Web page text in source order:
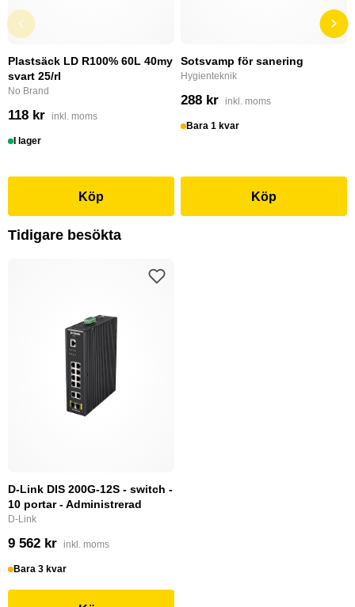
Plastsäck LD R100% 60L 40my
svart 25/rl
No Brand
118 kr inkl. moms
I lager
Köp
Sotsvamp för sanering
Hygienteknik
288 kr inkl. moms
Bara 1 kvar
Köp
Tidigare besökta
D-Link DIS 200G-12S - switch -
10 portar - Administrerad
D-Link
9 562 kr inkl. moms
Bara 3 kvar